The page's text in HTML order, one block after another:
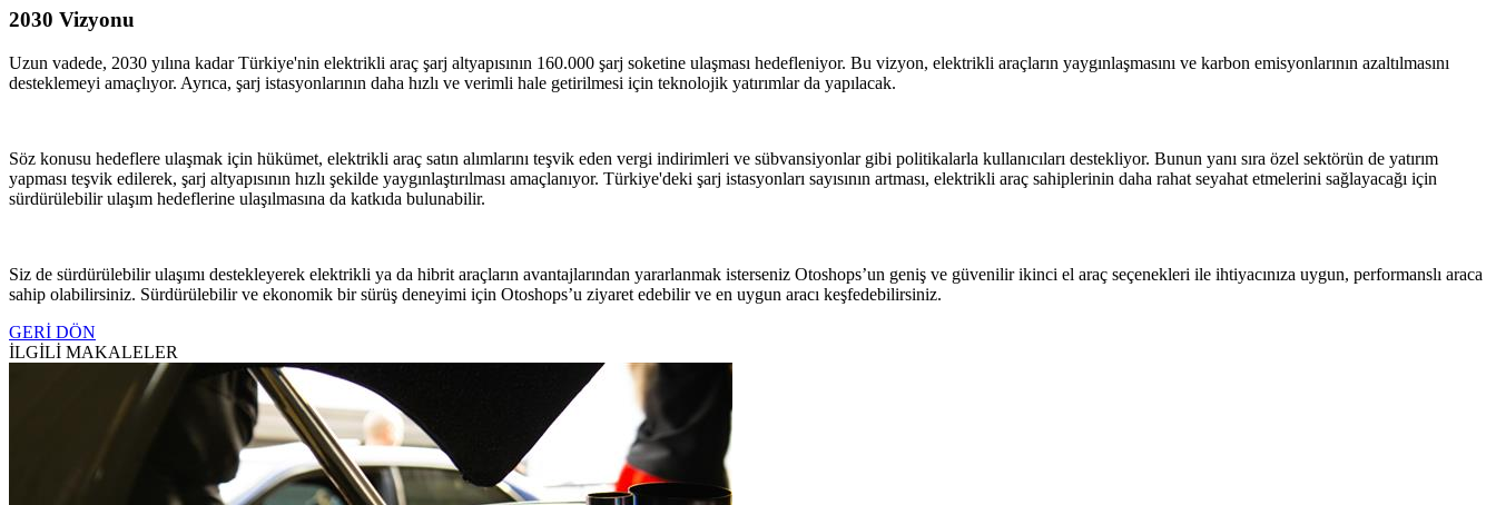
2030 Vizyonu
Uzun vadede, 2030 yılına kadar Türkiye'nin elektrikli araç şarj altyapısının 160.000 şarj soketine ulaşması hedefleniyor. Bu vizyon, elektrikli araçların yaygınlaşmasını ve karbon emisyonlarının azaltılmasını
desteklemeyi amaçlıyor. Ayrıca, şarj istasyonlarının daha hızlı ve verimli hale getirilmesi için teknolojik yatırımlar da yapılacak.
Söz konusu hedeflere ulaşmak için hükümet, elektrikli araç satın alımlarını teşvik eden vergi indirimleri ve sübvansiyonlar gibi politikalarla kullanıcıları destekliyor. Bunun yanı sıra özel sektörün de yatırım
yapması teşvik edilerek, şarj altyapısının hızlı şekilde yaygınlaştırılması amaçlanıyor. Türkiye'deki şarj istasyonları sayısının artması, elektrikli araç sahiplerinin daha rahat seyahat etmelerini sağlayacağı için
sürdürülebilir ulaşım hedeflerine ulaşılmasına da katkıda bulunabilir.
Siz de sürdürülebilir ulaşımı destekleyerek elektrikli ya da hibrit araçların avantajlarından yararlanmak isterseniz Otoshops’un geniş ve güvenilir ikinci el araç seçenekleri ile ihtiyacınıza uygun, performanslı araca
sahip olabilirsiniz. Sürdürülebilir ve ekonomik bir sürüş deneyimi için Otoshops’u ziyaret edebilir ve en uygun aracı keşfedebilirsiniz.
GERİ DÖN
İLGİLİ MAKALELER